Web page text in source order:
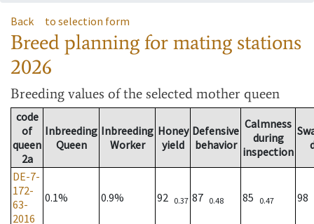
Back to selection form
Breed planning for mating stations
2026
Breeding values of the selected mother queen
code
of
queen
2a
Inbreeding
Queen
Inbreeding
Worker
Honey
yield
Defensive
behavior
Calmness
during
inspection
DE-7-
172-
63-
2016
0.1% 0.9% 92 0.37 87 0.48 85 0.47 98